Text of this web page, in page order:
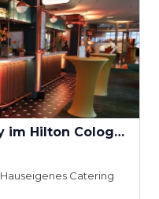
Pigeon Post Bar & Eatery im Hilton Cologne
Hauseigenes Catering